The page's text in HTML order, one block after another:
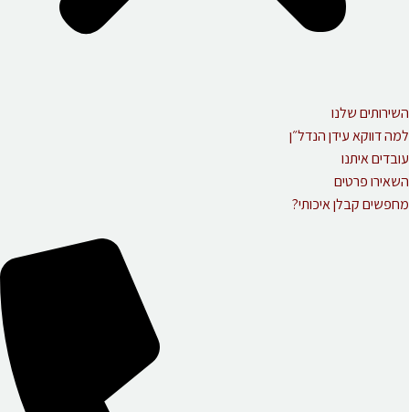
השירותים שלנו
למה דווקא עידן הנדל״ן
עובדים איתנו
השאירו פרטים
מחפשים קבלן איכותי?